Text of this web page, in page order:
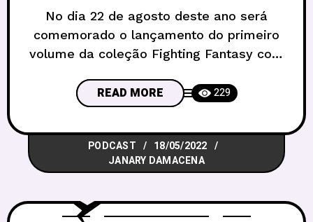
No dia 22 de agosto deste ano será
comemorado o lançamento do primeiro
volume da coleção Fighting Fantasy com
publicação do livro de estreia: O
Feiticeiro da Montanha de Fogo. E isso é
motivo suficiente para que a gente
comece as comemorações falando um
pouco sobre livros-jogo e
READ MORE 229
PODCAST
18/05/2022
JANARY DAMACENA